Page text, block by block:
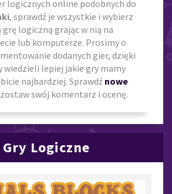
logicznych online podobnych do
, sprawdź je wszystkie i wybierz
logiczną grając w nią na
lub komputerze. Prosimy o
dodanych gier, dzięki
wiedzieli lepiej jakie gry mamy
najbardziej. Sprawdź nowe
swój komentarz i ocenę.
Logiczne